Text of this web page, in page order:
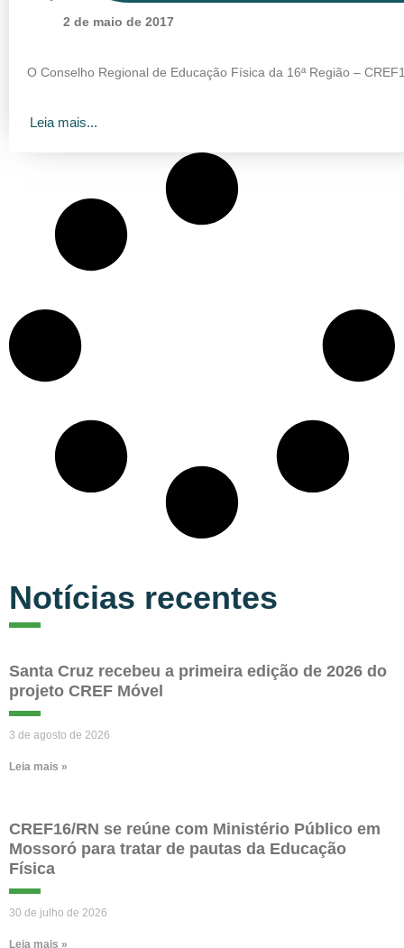
2 de maio de 2017
O Conselho Regional de Educação Física da 16ª Região –
Leia mais...
Notícias recentes
Santa Cruz recebeu a primeira edição de 2026 do
projeto CREF Móvel
3 de agosto de 2026
Leia mais »
CREF16/RN se reúne com Ministério Público em
Mossoró para tratar de pautas da Educação
Física
30 de julho de 2026
Leia mais »